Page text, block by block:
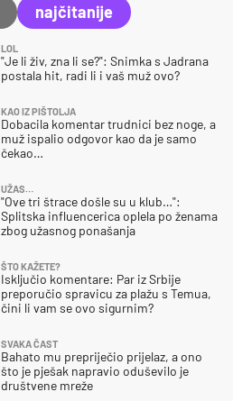
najčitanije
LOL
"Je li živ, zna li se?": Snimka s Jadrana
postala hit, radi li i vaš muž ovo?
KAO IZ PIŠTOLJA
Dobacila komentar trudnici bez noge, a
muž ispalio odgovor kao da je samo
čekao…
UŽAS…
"Ove tri štrace došle su u klub…":
Splitska influencerica oplela po ženama
zbog užasnog ponašanja
ŠTO KAŽETE?
Isključio komentare: Par iz Srbije
preporučio spravicu za plažu s Temua,
čini li vam se ovo sigurnim?
SVAKA ČAST
Bahato mu prepriječio prijelaz, a ono
što je pješak napravio oduševilo je
društvene mreže